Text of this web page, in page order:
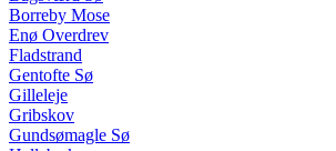
Borreby Mose
Enø Overdrev
Fladstrand
Gentofte Sø
Gilleleje
Gribskov
Gundsømagle Sø